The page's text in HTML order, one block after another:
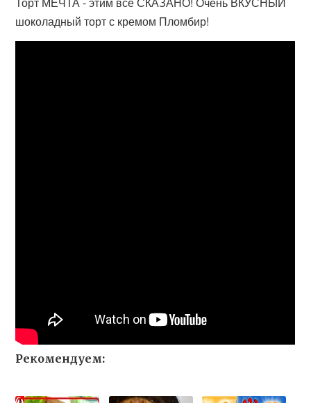
шоколадный торт с кремом Пломбир!
Рекомендуем: